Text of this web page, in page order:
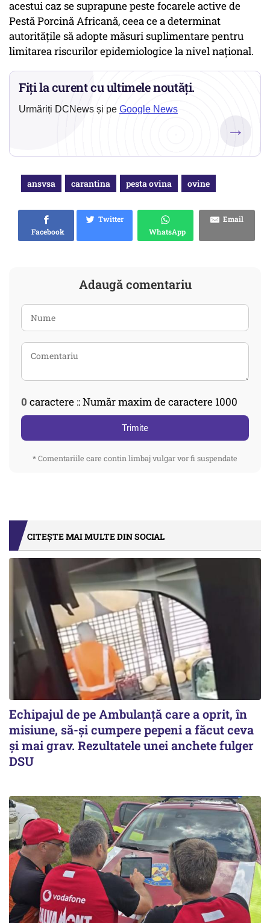
acestui caz se suprapune peste focarele active de
Pestă Porcină Africană, ceea ce a determinat
autoritățile să adopte măsuri suplimentare pentru
limitarea riscurilor epidemiologice la nivel național.
Fiți la curent cu ultimele noutăți.
Urmăriți DCNews și pe Google News
→
ansvsa carantina pesta ovina ovine
Facebook
Twitter
WhatsApp
Email
Adaugă comentariu
0 caractere :: Număr maxim de caractere 1000
Trimite
* Comentariile care contin limbaj vulgar vor fi suspendate
CITEȘTE MAI MULTE DIN SOCIAL
Echipajul de pe Ambulanță care a oprit, în
misiune, să-și cumpere pepeni a făcut ceva
și mai grav. Rezultatele unei anchete fulger
DSU